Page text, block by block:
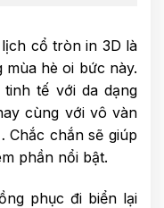
cổ tròn in 3D là
hè oi bức này.
tế với da dạng
cùng với vô vàn
chắn sẽ giúp
phần nổi bật.
phục đi biển lại